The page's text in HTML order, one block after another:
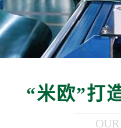
“米欧”打